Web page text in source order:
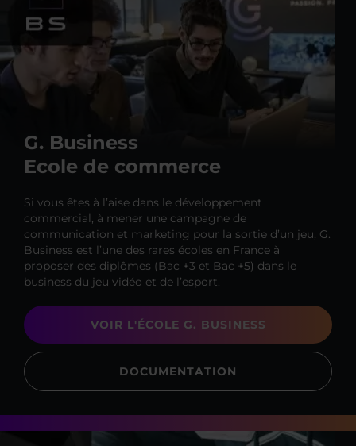
G. Business
Ecole de commerce
Si vous êtes à l’aise dans le développement
commercial, à mener une campagne de
communication et marketing pour la sortie d’un jeu, G.
Business est l’une des rares écoles en France à
proposer des diplômes (Bac +3 et Bac +5) dans le
business du jeu vidéo et de l’esport.
VOIR L'ÉCOLE G. BUSINESS
DOCUMENTATION